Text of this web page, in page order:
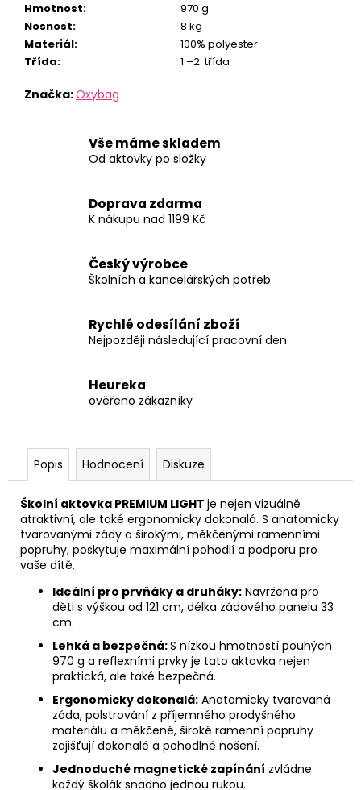
Hmotnost:
970 g
Nosnost:
8 kg
Materiál:
100% polyester
Třída: 1.–2. třída
Značka:Oxybag
Vše máme skladem
Od aktovky po složky
Doprava zdarma
K nákupu nad 1199 Kč
Český výrobce
Školních a kancelářských potřeb
Rychlé odesílání zboží
Nejpozději následující pracovní den
Heureka
ověřeno zákazníky
Popis Hodnocení Diskuze
Školní aktovka PREMIUM LIGHT je nejen vizuálně
atraktivní, ale také ergonomicky dokonalá. S anatomicky
tvarovanými zády a širokými, měkčenými ramenními
popruhy, poskytuje maximální pohodlí a podporu pro
vaše dítě.
Ideální pro prvňáky a druháky: Navržena pro
děti s výškou od 121 cm, délka zádového panelu 33
cm.
Lehká a bezpečná:S nízkou hmotností pouhých
970 g a reflexními prvky je tato aktovka nejen
praktická, ale také bezpečná.
Ergonomicky dokonalá: Anatomicky tvarovaná
záda, polstrování z příjemného prodyšného
materiálu a měkčené, široké ramenní popruhy
zajišťují dokonalé a pohodlné nošení.
Jednoduché magnetické zapínání zvládne
každý školák snadno jednou rukou.